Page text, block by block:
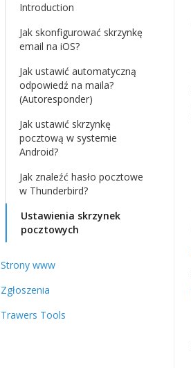
Introduction
Jak skonfigurować skrzynkę
email na iOS?
Jak ustawić automatyczną
odpowiedź na maila?
(Autoresponder)
Jak ustawić skrzynkę
pocztową w systemie
Android?
Jak znaleźć hasło pocztowe
w Thunderbird?
Ustawienia skrzynek
pocztowych
Strony www
Zgłoszenia
Trawers Tools